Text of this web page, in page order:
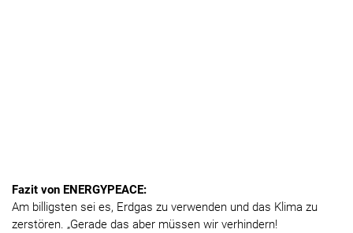
Fazit von ENERGYPEACE:
Am billigsten sei es, Erdgas zu verwenden und das Klima zu
zerstören. „Gerade das aber müssen wir verhindern!